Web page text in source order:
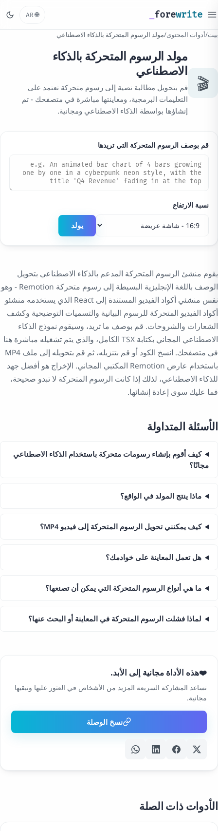
forewrite
🌐
AR
بيت/أدوات المحتوى/مولد الرسوم المتحركة بالذكاء الاصطناعي
🎬
مولد الرسوم المتحركة بالذكاء
الاصطناعي
قم بتحويل مطالبة نصية إلى رسوم متحركة تعتمد على
التعليمات البرمجية، ومعاينتها مباشرة في متصفحك - تم
إنشاؤها بواسطة الذكاء الاصطناعي ومجانية.
قم بوصف الرسوم المتحركة التي تريدها
نسبة الارتفاع
يولد
يقوم منشئ الرسوم المتحركة المدعم بالذكاء الاصطناعي بتحويل
الوصف باللغة الإنجليزية البسيطة إلى رسوم متحركة Remotion - وهو
نفس منشئي أكواد الفيديو المستندة إلى React الذي يستخدمه منشئو
أكواد الفيديو المتحركة للرسوم البيانية والتسميات التوضيحية وكشف
الشعارات والشروحات. قم بوصف ما تريد، وسيقوم نموذج الذكاء
الاصطناعي المجاني بكتابة TSX الكامل، والذي يتم تشغيله مباشرة هنا
في متصفحك. انسخ الكود أو قم بتنزيله، ثم قم بتحويله إلى ملف MP4
باستخدام عارض Remotion المكتبي المجاني. الإخراج هو أفضل جهد
للذكاء الاصطناعي، لذلك إذا كانت الرسوم المتحركة لا تبدو صحيحة،
فما عليك سوى إعادة إنشائها.
الأسئلة المتداولة
كيف أقوم بإنشاء رسومات متحركة باستخدام الذكاء الاصطناعي
مجانًا؟
ماذا ينتج المولد في الواقع؟
كيف يمكنني تحويل الرسوم المتحركة إلى فيديو MP4؟
هل تعمل المعاينة على خوادمك؟
ما هي أنواع الرسوم المتحركة التي يمكن أن تصنعها؟
لماذا فشلت الرسوم المتحركة في المعاينة أو البحث عنها؟
❤️هذه الأداة مجانية إلى الأبد.
تساعد المشاركة السريعة المزيد من الأشخاص في العثور عليها وتبقيها
مجانية.
نسخ الوصلة
الأدوات ذات الصلة